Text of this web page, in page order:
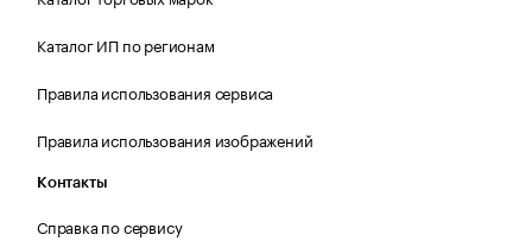
Каталог ИП по регионам
Правила использования сервиса
Правила использования изображений
Контакты
Справка по сервису